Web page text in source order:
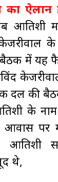
ऐलान
बैठक में यह
दल की
के
पर
थे,